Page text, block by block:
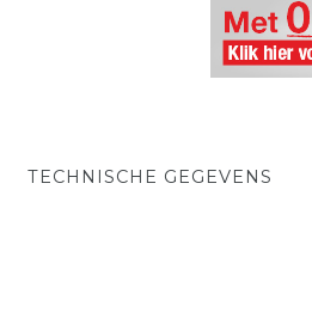
TECHNISCHE GEGEVENS